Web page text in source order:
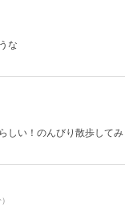
な
しい！のんびり散歩してみ